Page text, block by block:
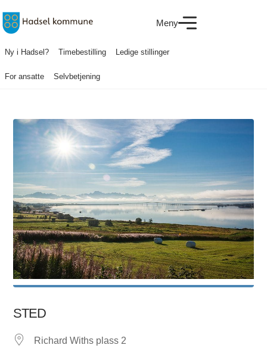
Meny
Ny i Hadsel? Timebestilling Ledige stillinger
For ansatte Selvbetjening
STED
Richard Withs plass 2